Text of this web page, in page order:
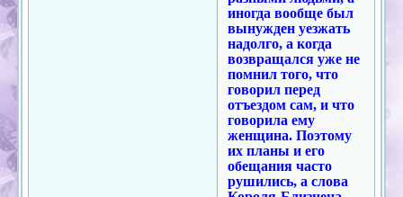
иногда вообще был
вынужден уезжать
надолго, а когда
возвращался уже не
помнил того, что
говорил перед
отъездом сам, и что
говорила ему
женщина. Поэтому
их планы и его
обещания часто
рушились, а слова